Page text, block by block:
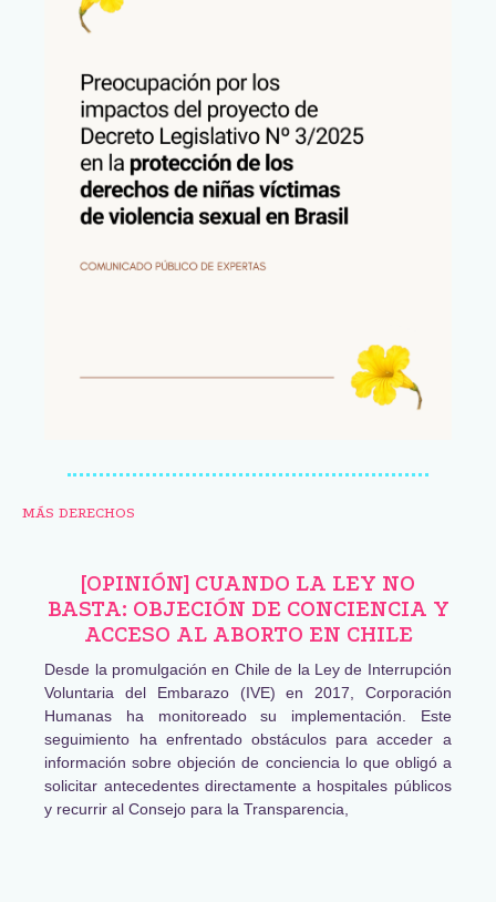
MÁS DERECHOS
[OPINIÓN] CUANDO LA LEY NO
BASTA: OBJECIÓN DE CONCIENCIA Y
ACCESO AL ABORTO EN CHILE
Desde la promulgación en Chile de la Ley de Interrupción
Voluntaria del Embarazo (IVE) en 2017, Corporación
Humanas ha monitoreado su implementación. Este
seguimiento ha enfrentado obstáculos para acceder a
información sobre objeción de conciencia lo que obligó a
solicitar antecedentes directamente a hospitales públicos
y recurrir al Consejo para la Transparencia,